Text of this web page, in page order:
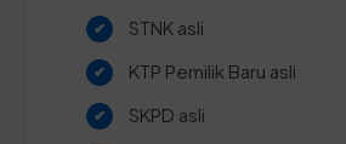
STNK asli
KTP Pemilik Baru asli
SKPD asli